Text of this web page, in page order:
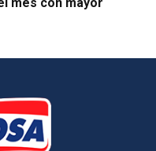
mes con mayor